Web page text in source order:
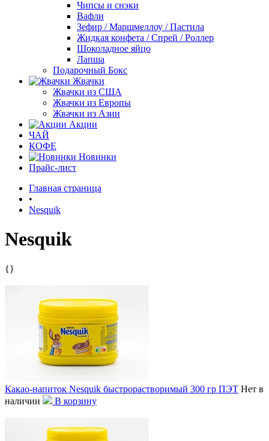
Чипсы и снэки
Вафли
Зефир / Маршмеллоу / Пастила
Жидкая конфета / Спрей / Роллер
Шоколадное яйцо
Лапша
Подарочный Бокс
Жвачки
Жвачки из США
Жвачки из Европы
Жвачки из Азии
Акции
ЧАЙ
КОФЕ
Новинки
Прайс-лист
Главная страница
•
Nesquik
Nesquik
{}
Какао-напиток Nesquik быстрорастворимый 300 гр ПЭТ Нет в
наличии
В корзину